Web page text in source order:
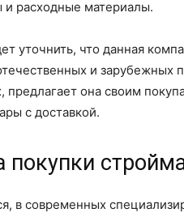
и расходные материалы.
уточнить, что данная
и зарубежных
предлагает она своим
с доставкой.
в современных